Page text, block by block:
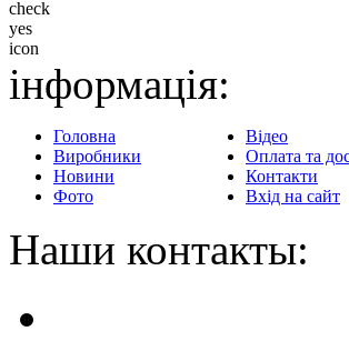
інформація:
Головна
Виробники
Новини
Фото
Відео
Оплата та
Контакти
Вхід на сайт
Наши контакты: